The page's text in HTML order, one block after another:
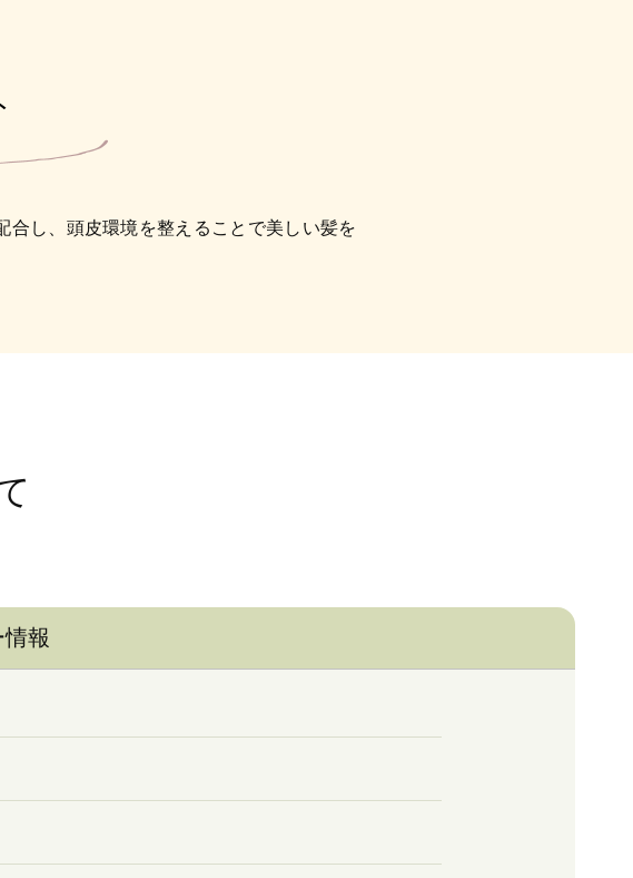
し、頭皮環境を整えることで美しい髪を
報